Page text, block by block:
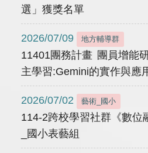
選」獲獎名單
2026/07/09 地方輔導群
11401團務計畫 團員增能
主學習:Gemini的實作與應
2026/07/02 藝術_國小
114-2跨校學習社群《數位
_國小表藝組